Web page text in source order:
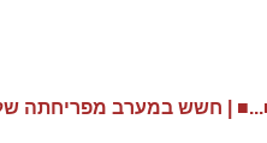
חשש במערב מפריחתה של